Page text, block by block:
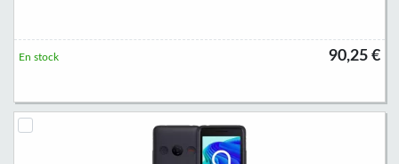
90,25 €
En stock